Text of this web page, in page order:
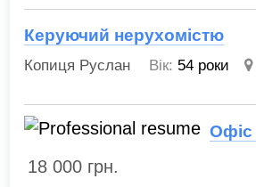
Керуючий нерухомістю
Копиця Руслан Вік: 54 роки
Офіс
18 000 грн.